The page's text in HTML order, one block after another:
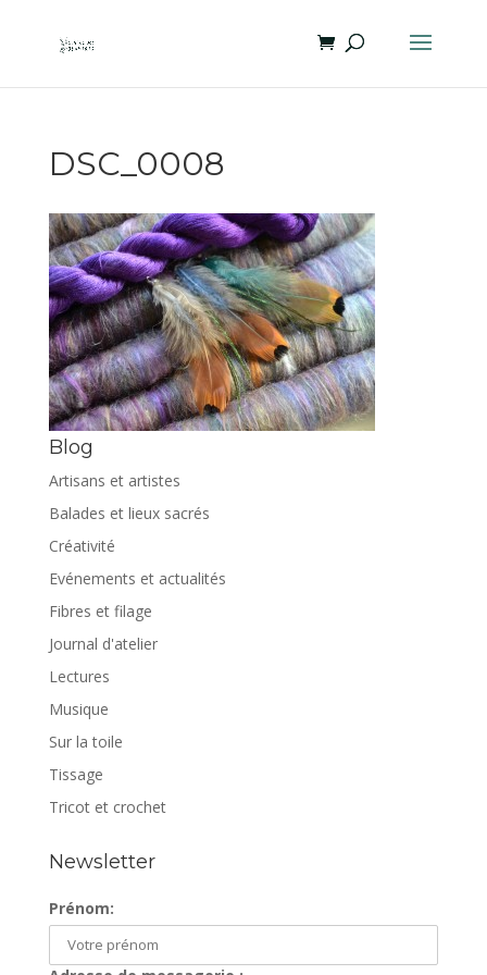
DSC_0008
Blog
Artisans et artistes
Balades et lieux sacrés
Créativité
Evénements et actualités
Fibres et filage
Journal d'atelier
Lectures
Musique
Sur la toile
Tissage
Tricot et crochet
Newsletter
Prénom: